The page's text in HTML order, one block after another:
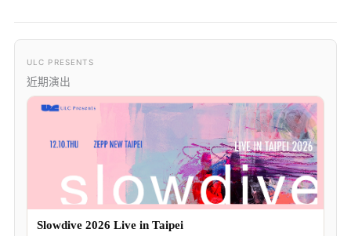
ULC PRESENTS
近期演出
Slowdive 2026 Live in Taipei